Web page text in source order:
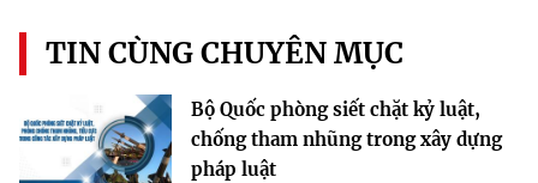
TIN CÙNG CHUYÊN MỤC
Bộ Quốc phòng siết chặt kỷ luật,
chống tham nhũng trong xây dựng
pháp luật